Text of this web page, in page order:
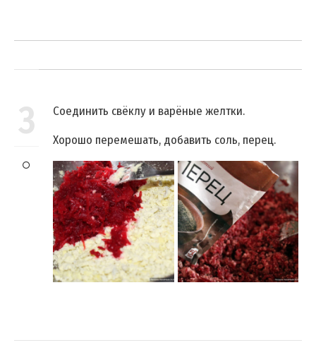
3
Соединить свёклу и варёные желтки.
Хорошо перемешать, добавить соль, перец.